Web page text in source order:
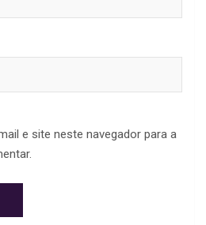
e site neste navegador para a